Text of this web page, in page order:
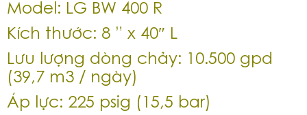
Model: LG BW 400 R
Kích thước: 8 ” x 40″ L
Lưu lượng dòng chảy: 10.500 gpd
(39,7 m3 / ngày)
Áp lực: 225 psig (15,5 bar)